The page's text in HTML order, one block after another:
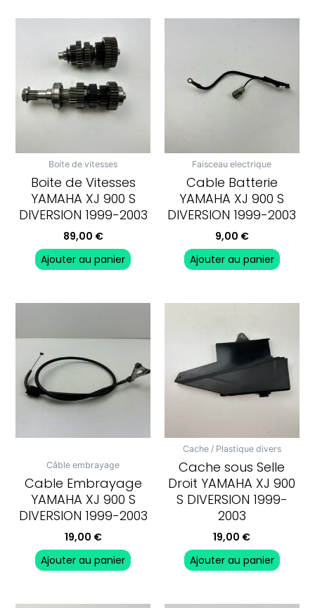
Boite de vitesses
Boite de Vitesses
YAMAHA XJ 900 S
DIVERSION 1999-2003
89,00 €
Ajouter au panier
Faisceau electrique
Cable Batterie
YAMAHA XJ 900 S
DIVERSION 1999-2003
9,00 €
Ajouter au panier
Câble embrayage
Cable Embrayage
YAMAHA XJ 900 S
DIVERSION 1999-2003
19,00 €
Ajouter au panier
Cache / Plastique divers
Cache sous Selle
Droit YAMAHA XJ 900
S DIVERSION 1999-
2003
19,00 €
Ajouter au panier